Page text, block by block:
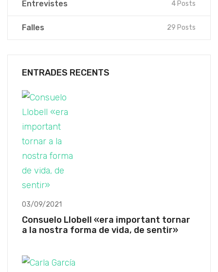
Entrevistes 4 Posts
Falles 29 Posts
ENTRADES RECENTS
03/09/2021
Consuelo Llobell «era important tornar
a la nostra forma de vida, de sentir»